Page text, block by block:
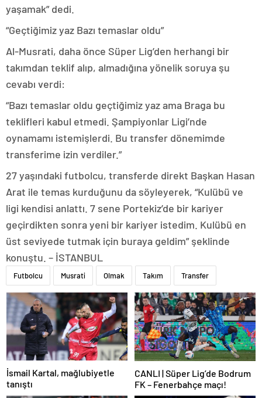
yaşamak” dedi.
“Geçtiğimiz yaz Bazı temaslar oldu”
Al-Musrati, daha önce Süper Lig’den herhangi bir
takımdan teklif alıp, almadığına yönelik soruya şu
cevabı verdi:
“Bazı temaslar oldu geçtiğimiz yaz ama Braga bu
teklifleri kabul etmedi. Şampiyonlar Ligi’nde
oynamamı istemişlerdi. Bu transfer dönemimde
transferime izin verdiler.”
27 yaşındaki futbolcu, transferde direkt Başkan Hasan
Arat ile temas kurduğunu da söyleyerek, “Kulübü ve
ligi kendisi anlattı. 7 sene Portekiz’de bir kariyer
geçirdikten sonra yeni bir kariyer istedim. Kulübü en
üst seviyede tutmak için buraya geldim” şeklinde
konuştu. – İSTANBUL
Futbolcu Musrati Olmak Takım Transfer
İsmail Kartal, mağlubiyetle
tanıştı
CANLI | Süper Lig’de Bodrum
FK – Fenerbahçe maçı!